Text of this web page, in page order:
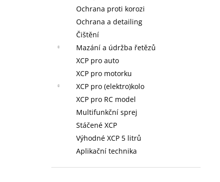
Ochrana proti korozi
Ochrana a detailing
Čištění
Mazání a údržba řetězů
XCP pro auto
XCP pro motorku
XCP pro (elektro)kolo
XCP pro RC model
Multifunkční sprej
Stáčené XCP
Výhodné XCP 5 litrů
Aplikační technika
749 Kč
Původně: 758 Kč